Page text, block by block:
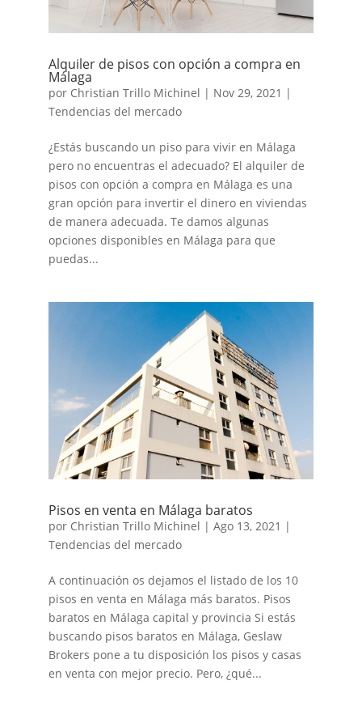
Alquiler de pisos con opción a compra en
Málaga
por Christian Trillo Michinel | Nov 29, 2021 |
Tendencias del mercado
¿Estás buscando un piso para vivir en Málaga
pero no encuentras el adecuado? El alquiler de
pisos con opción a compra en Málaga es una
gran opción para invertir el dinero en viviendas
de manera adecuada. Te damos algunas
opciones disponibles en Málaga para que
puedas...
Pisos en venta en Málaga baratos
por Christian Trillo Michinel | Ago 13, 2021 |
Tendencias del mercado
A continuación os dejamos el listado de los 10
pisos en venta en Málaga más baratos. Pisos
baratos en Málaga capital y provincia Si estás
buscando pisos baratos en Málaga, Geslaw
Brokers pone a tu disposición los pisos y casas
en venta con mejor precio. Pero, ¿qué...